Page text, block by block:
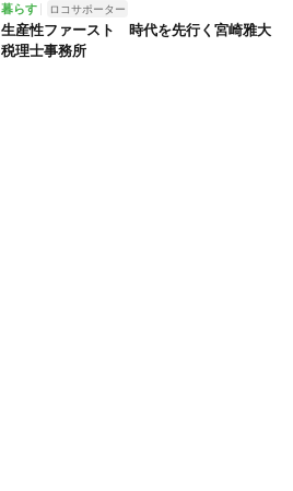
暮らす ロコサポーター
生産性ファースト 時代を先行く宮崎雅大
税理士事務所